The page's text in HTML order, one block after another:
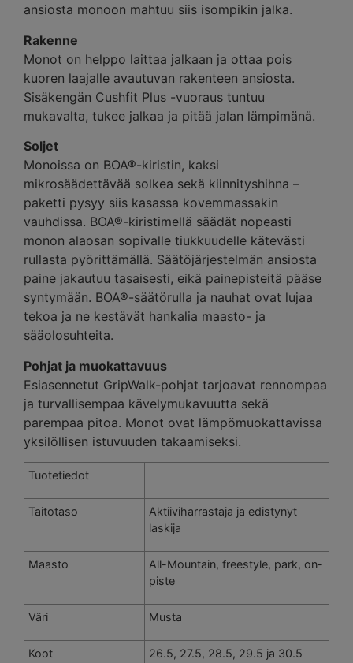
ansiosta monoon mahtuu siis isompikin jalka.
Rakenne
Monot on helppo laittaa jalkaan ja ottaa pois
kuoren laajalle avautuvan rakenteen ansiosta.
Sisäkengän Cushfit Plus -vuoraus tuntuu
mukavalta, tukee jalkaa ja pitää jalan lämpimänä.
Soljet
Monoissa on BOA®-kiristin, kaksi
mikrosäädettävää solkea sekä kiinnityshihna –
paketti pysyy siis kasassa kovemmassakin
vauhdissa. BOA®-kiristimellä säädät nopeasti
monon alaosan sopivalle tiukkuudelle kätevästi
rullasta pyörittämällä. Säätöjärjestelmän ansiosta
paine jakautuu tasaisesti, eikä painepisteitä pääse
syntymään. BOA®-säätörulla ja nauhat ovat lujaa
tekoa ja ne kestävät hankalia maasto- ja
sääolosuhteita.
Pohjat ja muokattavuus
Esiasennetut GripWalk-pohjat tarjoavat rennompaa
ja turvallisempaa kävelymukavuutta sekä
parempaa pitoa. Monot ovat lämpömuokattavissa
yksilöllisen istuvuuden takaamiseksi.
Tuotetiedot
Taitotaso
Aktiiviharrastaja ja edistynyt
laskija
Maasto
All-Mountain, freestyle, park, on-
piste
Väri Musta
Koot 26.5, 27.5, 28.5, 29.5 ja 30.5